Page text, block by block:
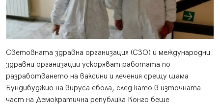
Световната здравна организация (СЗО) и международни
здравни организации ускоряват работата по
разработването на ваксини и лечения срещу щама
Бундибуджио на вируса ебола, след като в източната
част на Демократична република Конго беше